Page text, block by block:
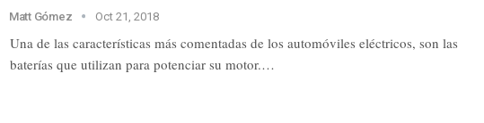
Matt Gómez Oct 21, 2018
Una de las características más comentadas de los automóviles eléctricos, son las
baterías que utilizan para potenciar su motor.…